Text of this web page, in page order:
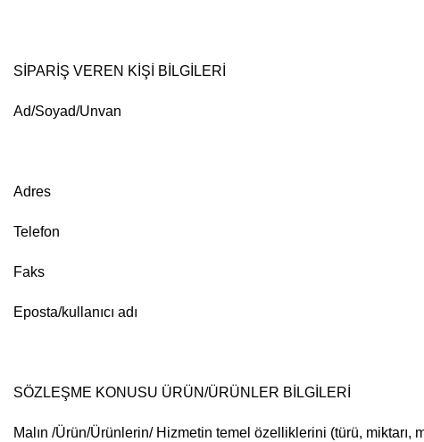
SİPARİŞ VEREN KİŞİ BİLGİLERİ
Ad/Soyad/Unvan
Adres
Telefon
Faks
Eposta/kullanıcı adı
SÖZLEŞME KONUSU ÜRÜN/ÜRÜNLER BİLGİLERİ
Malın /Ürün/Ürünlerin/ Hizmetin temel özelliklerini (türü, miktarı,